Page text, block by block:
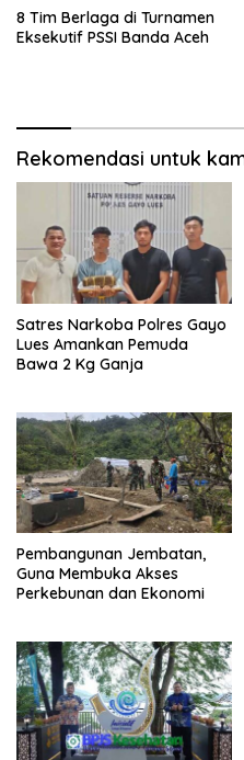
8 Tim Berlaga di Turnamen
Eksekutif PSSI Banda Aceh
Rekomendasi untuk
Satres Narkoba Polres Gayo
Lues Amankan Pemuda
Bawa 2 Kg Ganja
Pembangunan Jembatan,
Guna Membuka Akses
Perkebunan dan Ekonomi